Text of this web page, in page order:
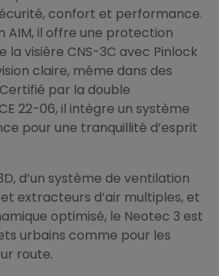
confort et performance.
AIM, il offre une protection
la visière CNS-3C avec Pinlock
claire, même dans des
par la double
22-06, il intègre un système
pour une tranquillité d’esprit
d’un système de ventilation
extracteurs d’air multiples, et
optimisé, le Neotec 3 est
urbains comme pour les
route.